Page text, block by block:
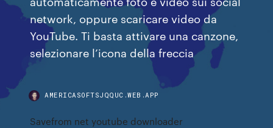
network, oppure scaricare video da
YouTube. Ti basta attivare una canzone,
selezionare l’icona della freccia
AMERICASOFTSJQQUC.WEB.APP
Savefrom net youtube downloader